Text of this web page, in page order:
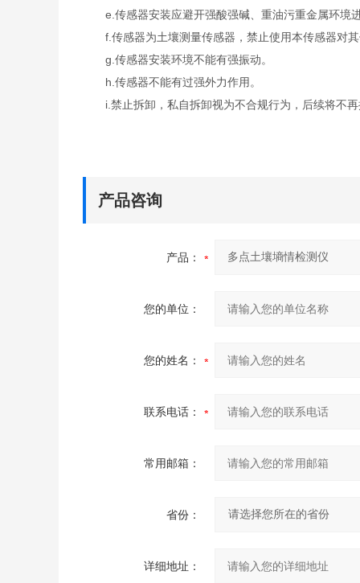
e.传感器安装应避开强酸强碱、重油污重金属环境
f.传感器为土壤测量传感器，禁止使用本传感器对其
g.传感器安装环境不能有强振动。
h.传感器不能有过强外力作用。
i.禁止拆卸，私自拆卸视为不合规行为，后续将不再
产品咨询
产品：
您的单位：
您的姓名：
联系电话：
常用邮箱：
省份：
详细地址：